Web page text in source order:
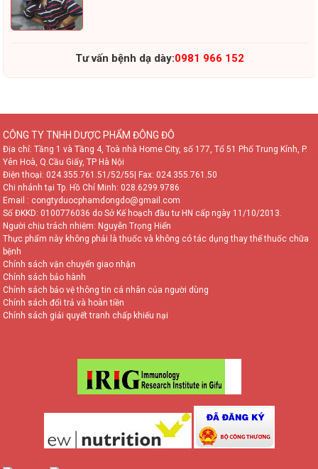
Tư vấn bệnh dạ dày:0981 966 152
CÔNG TY TNHH DƯỢC PHẨM ĐÔNG ĐÔ
Địa chỉ: Tầng 1 và Tầng 4, Toà nhà Home City, số 177, Tổ 51 Phố Trung Kính, P.
Yên Hoà, Q.Cầu Giấy, TP Hà Nội
Điện thoại: 024.355.761.51/52/55
| Fax: 024.355.761.50
Chi nhánh tại Tp. Hồ Chí Minh: 028.6299.9786
Email : congtyduocphamdongdo@gmail.com
Số ĐKKD: 0100776036 do Sở Kế hoạch đầu tư HN cấp ngày 11/10/2013.
Người chịu trách nhiệm: Nguyễn Trọng Hiển
Thực phẩm này không phải là thuốc và không có tác dụng thay thế thuốc chữa
bệnh
Chính sách vận chuyển giao nhận
Chính sách bảo hành
Chính sách bảo vệ thông tin cá nhân của người dùng
Chính sách đổi trả và hoàn tiền
Chính sách giải quyết tranh chấp khiếu nại